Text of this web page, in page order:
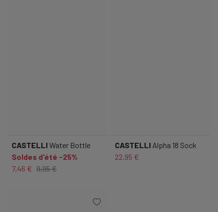
CASTELLIWater Bottle
Soldes d'été -25%
7,46 € 9,95 €
CASTELLI Alpha 18 Sock
22,95 €